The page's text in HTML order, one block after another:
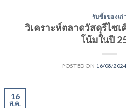
รับซื้อของเก่า
วิเคราะห์ตลาดวัสดุรีไซ
โน้มในปี
POSTED ON 16/08/2024
16
ส.ค.